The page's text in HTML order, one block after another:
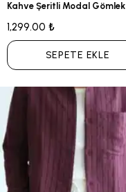
Kahve Şeritli Modal Gömlek
1,299.00 ₺
SEPETE EKLE